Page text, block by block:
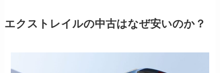
エクストレイルの中古はなぜ安いのか？